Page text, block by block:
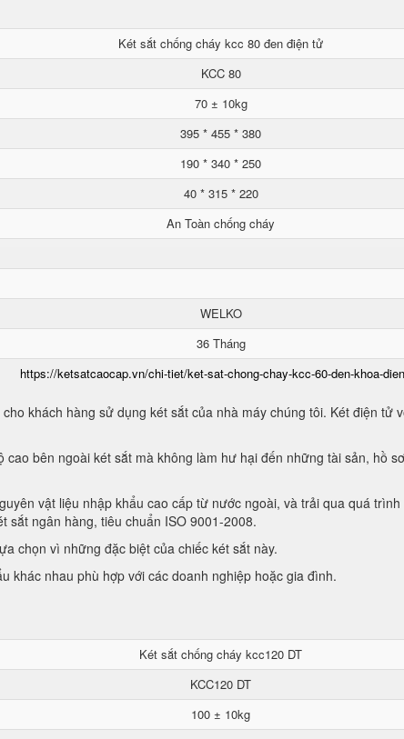
Két sắt chống cháy kcc 80 đen điện tử
KCC 80
70 ± 10kg
395 * 455 * 380
190 * 340 * 250
40 * 315 * 220
An Toàn chống cháy
WELKO
36 Tháng
https://ketsatcaocap.vn/chi-tiet/ket-sat-chong-chay-kcc-60-den-khoa-
khách hàng sử dụng két sắt của nhà máy chúng tôi. Két điện tử
bên ngoài két sắt mà không làm hư hại đến những tài sản, hồ
vật liệu nhập khẩu cao cấp từ nước ngoài, và trải qua quá trình
sắt ngân hàng, tiêu chuẩn ISO 9001-2008.
chọn vì những đặc biệt của chiếc két sắt này.
khác nhau phù hợp với các doanh nghiệp hoặc gia đình.
Két sắt chống cháy kcc120 DT
KCC120 DT
100 ± 10kg